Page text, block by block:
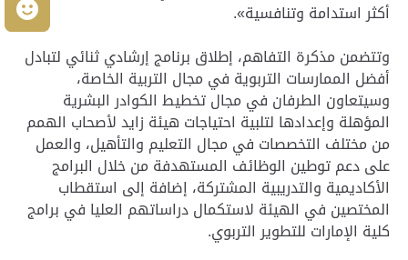
أكثر استدامة وتنافسية».
وتتضمن مذكرة التفاهم، إطلاق برنامج إرشادي ثنائي لتبادل
أفضل الممارسات التربوية في مجال التربية الخاصة،
وسيتعاون الطرفان في مجال تخطيط الكوادر البشرية
المؤهلة وإعدادها لتلبية احتياجات هيئة زايد لأصحاب الهمم
من مختلف التخصصات في مجال التعليم والتأهيل، والعمل
على دعم توطين الوظائف المستهدفة من خلال البرامج
الأكاديمية والتدريبية المشتركة، إضافة إلى استقطاب
المختصين في الهيئة لاستكمال دراساتهم العليا في برامج
كلية الإمارات للتطوير التربوي.